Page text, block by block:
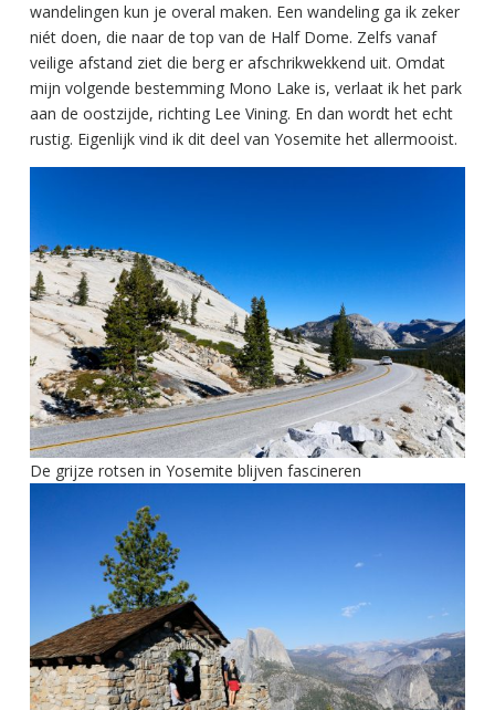
wandelingen kun je overal maken. Een wandeling ga ik zeker
niét doen, die naar de top van de Half Dome. Zelfs vanaf
veilige afstand ziet die berg er afschrikwekkend uit. Omdat
mijn volgende bestemming Mono Lake is, verlaat ik het park
aan de oostzijde, richting Lee Vining. En dan wordt het echt
rustig. Eigenlijk vind ik dit deel van Yosemite het allermooist.
De grijze rotsen in Yosemite blijven fascineren